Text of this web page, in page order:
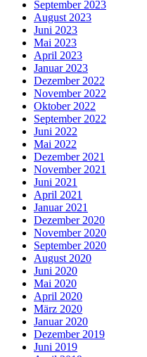
September 2023
August 2023
Juni 2023
Mai 2023
April 2023
Januar 2023
Dezember 2022
November 2022
Oktober 2022
September 2022
Juni 2022
Mai 2022
Dezember 2021
November 2021
Juni 2021
April 2021
Januar 2021
Dezember 2020
November 2020
September 2020
August 2020
Juni 2020
Mai 2020
April 2020
März 2020
Januar 2020
Dezember 2019
Juni 2019